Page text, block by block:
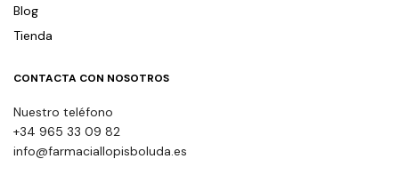
Blog
Tienda
CONTACTA CON NOSOTROS
Nuestro teléfono
+34 965 33 09 82
info@farmaciallopisboluda.es